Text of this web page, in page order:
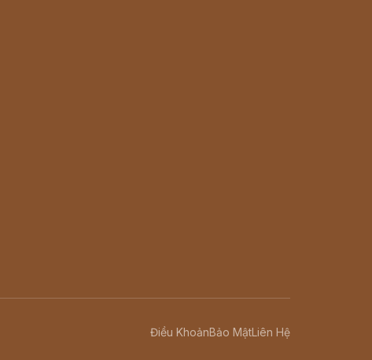
Điều KhoảnBảo MậtLiên Hệ